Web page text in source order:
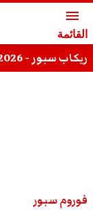
menu
القائمة
ريكاب سبور - 05/08/2026
فوروم سبور